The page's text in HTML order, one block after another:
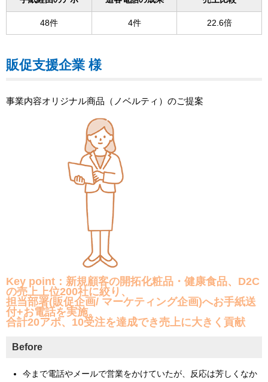
48件 4件 22.6倍
販促支援企業 様
事業内容オリジナル商品（ノベルティ）のご提案
Key point：新規顧客の開拓化粧品・健康食品、D2C
の売上上位200社に絞り、
担当部署(販促企画/ マーケティング企画)へお手紙送
付+お電話を実施。
合計20アポ、10受注を達成でき売上に大きく貢献
Before
今まで電話やメールで営業をかけていたが、反応は芳しくなか